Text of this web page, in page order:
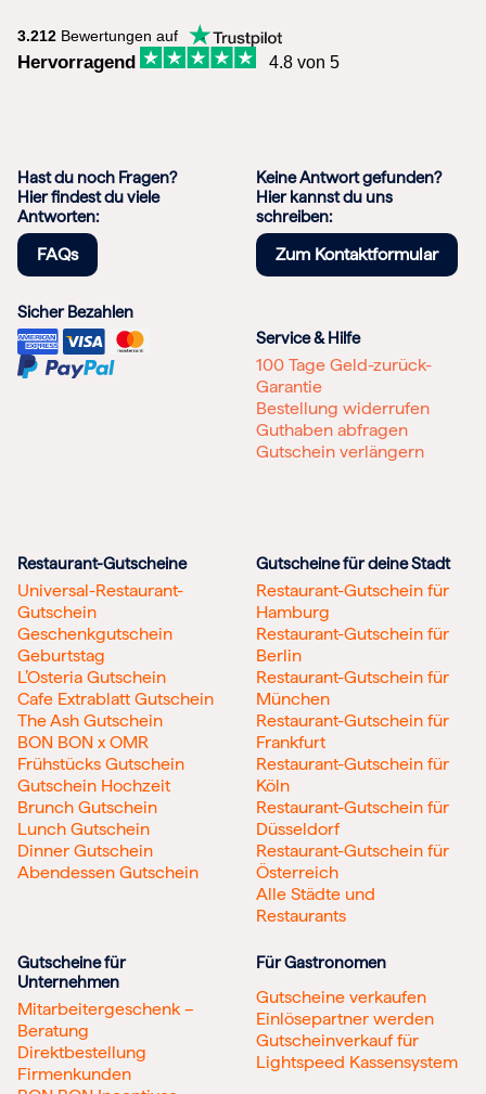
3.212 Bewertungen auf
Hervorragend 4.8 von 5
Hast du noch Fragen?
Hier findest du viele
Antworten:
FAQs
Keine Antwort gefunden?
Hier kannst du uns
schreiben:
Zum Kontaktformular
Sicher Bezahlen
Service & Hilfe
100 Tage Geld-zurück-
Garantie
Bestellung widerrufen
Guthaben abfragen
Gutschein verlängern
Restaurant-Gutscheine
Universal-Restaurant-
Gutschein
Geschenkgutschein
Geburtstag
L’Osteria Gutschein
Cafe Extrablatt Gutschein
The Ash Gutschein
BON BON x OMR
Frühstücks Gutschein
Gutschein Hochzeit
Brunch Gutschein
Lunch Gutschein
Dinner Gutschein
Abendessen Gutschein
Gutscheine für deine Stadt
Restaurant-Gutschein für
Hamburg
Restaurant-Gutschein für
Berlin
Restaurant-Gutschein für
München
Restaurant-Gutschein für
Frankfurt
Restaurant-Gutschein für
Köln
Restaurant-Gutschein für
Düsseldorf
Restaurant-Gutschein für
Österreich
Alle Städte und
Restaurants
Gutscheine für
Unternehmen
Mitarbeitergeschenk –
Beratung
Direktbestellung
Firmenkunden
Für Gastronomen
Gutscheine verkaufen
Einlösepartner werden
Gutscheinverkauf für
Lightspeed Kassensystem